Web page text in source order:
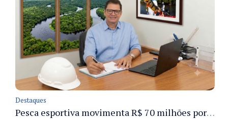
Destaques
Pesca esportiva movimenta R$ 70 milhões por ano e ganha espaço na economia sustentável do Amazonas